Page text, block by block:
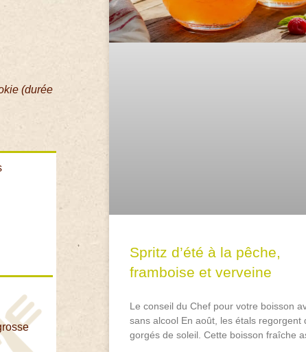
(durée
Spritz d’été à la pêche,
framboise et verveine
Le conseil du Chef pour votre boisson
sans alcool En août, les étals regorgent
gorgés de soleil. Cette boisson fraîche